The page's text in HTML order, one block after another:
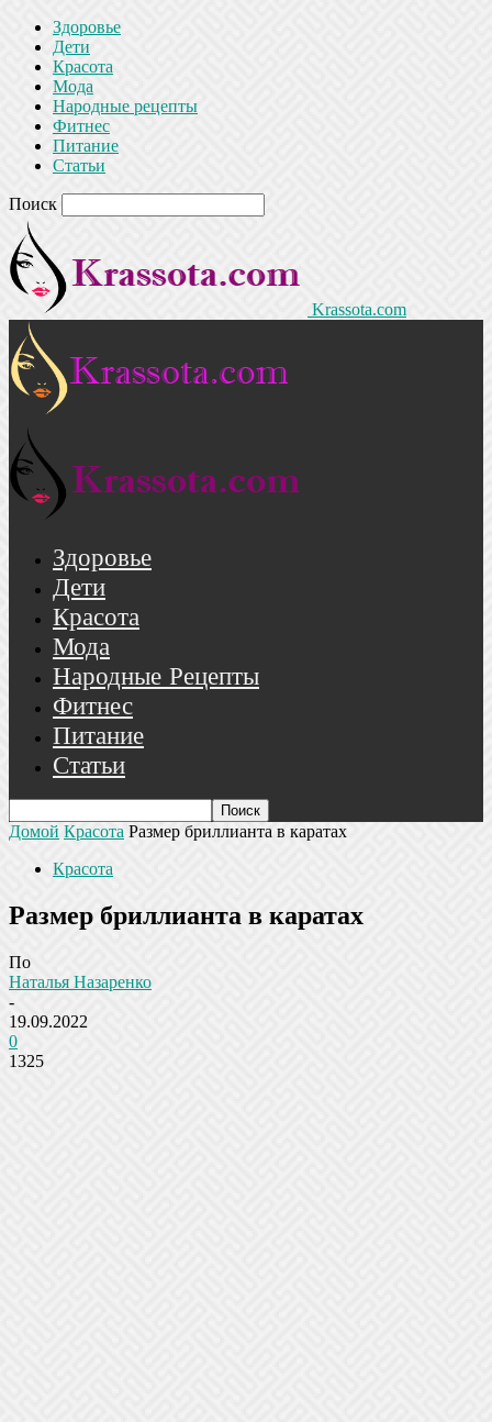
Здоровье
Дети
Красота
Мода
Народные рецепты
Фитнес
Питание
Статьи
Поиск
Krassota.com
Здоровье
Дети
Красота
Мода
Народные Рецепты
Фитнес
Питание
Статьи
Домой Красота Размер бриллианта в каратах
Красота
Размер бриллианта в каратах
По
Наталья Назаренко
-
19.09.2022
0
1325